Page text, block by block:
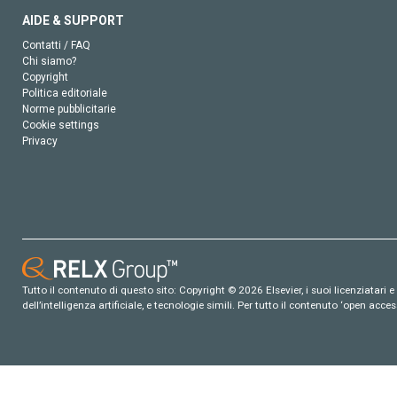
AIDE & SUPPORT
Contatti / FAQ
Chi siamo?
Copyright
Politica editoriale
Norme pubblicitarie
Cookie settings
Privacy
Tutto il contenuto di questo sito: Copyright © 2026 Elsevier, i suoi
dell’intelligenza artificiale, e tecnologie simili. Per tutto il contenuto ‘open